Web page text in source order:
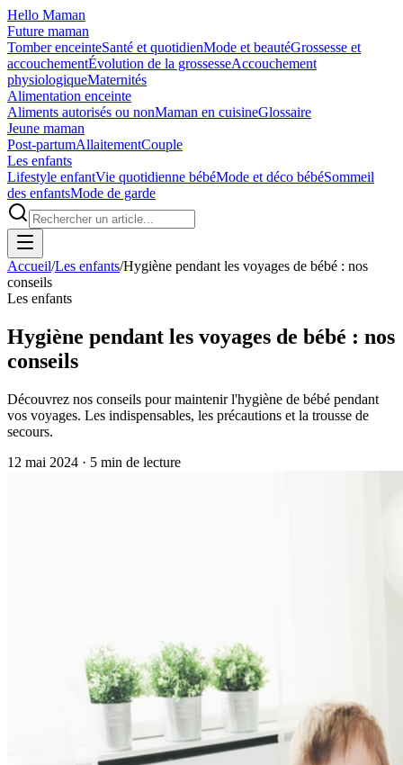
Hello Maman
Future maman
Tomber enceinteSanté et quotidienMode et beautéGrossesse et
accouchementÉvolution de la grossesseAccouchement
physiologiqueMaternités
Alimentation enceinte
Aliments autorisés ou nonMaman en cuisineGlossaire
Jeune maman
Post-partumAllaitementCouple
Les enfants
Lifestyle enfantVie quotidienne bébéMode et déco bébéSommeil
des enfantsMode de garde
Accueil/Les enfants/Hygiène pendant les voyages de bébé : nos
conseils
Les enfants
Hygiène pendant les voyages de bébé : nos
conseils
Découvrez nos conseils pour maintenir l'hygiène de bébé pendant
vos voyages. Les indispensables, les précautions et la trousse de
secours.
12 mai 2024 · 5 min de lecture